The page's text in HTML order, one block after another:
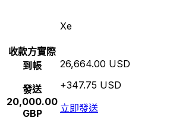
Xe
收款方實際
到帳
發送
20,000.00
GBP
26,664.00 USD
+347.75 USD
立即發送